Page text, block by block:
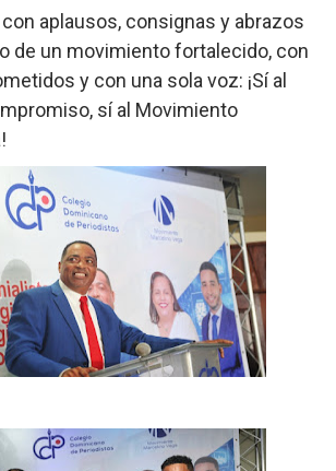
aplausos, consignas y abrazos
de un movimiento fortalecido, con
y con una sola voz: ¡Sí al
sí al Movimiento